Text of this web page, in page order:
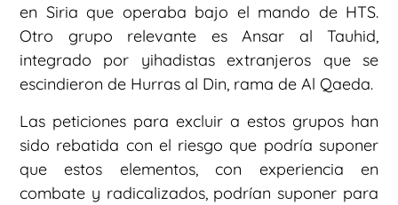
en Siria que operaba bajo el mando de HTS.
Otro grupo relevante es Ansar al Tauhid,
integrado por yihadistas extranjeros que se
escindieron de Hurras al Din, rama de Al Qaeda.
Las peticiones para excluir a estos grupos han
sido rebatida con el riesgo que podría suponer
que estos elementos, con experiencia en
combate y radicalizados, podrían suponer para